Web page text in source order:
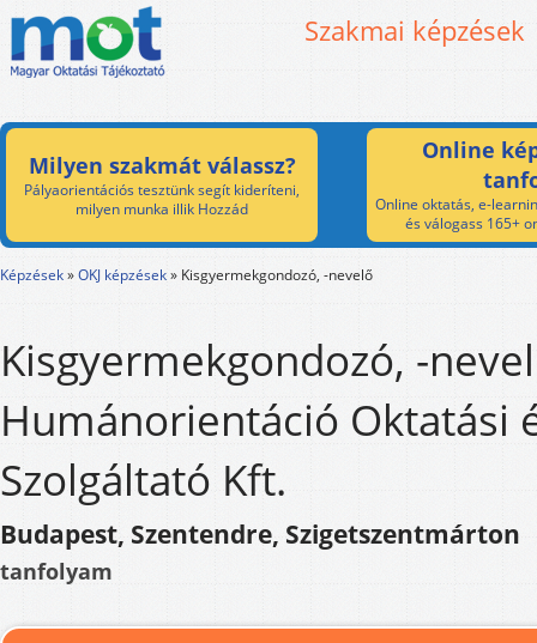
Szakmai képzések
Milyen szakmát válassz?
Pályaorientációs tesztünk segít kideríteni,
milyen munka illik Hozzád
Online
Online oktatás, e-
és válogass 165+
Képzések»OKJ képzések» Kisgyermekgondozó, -nevelő
Kisgyermekgondozó, -
Humánorientáció Oktatási
Szolgáltató Kft.
Budapest, Szentendre, Szigetszentmárton
tanfolyam